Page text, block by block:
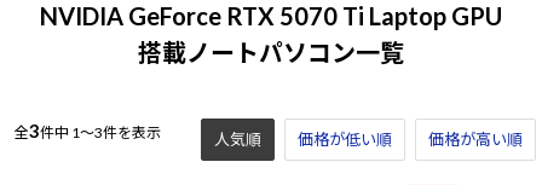
MousePro
クリエイティブ向け
学習向けパソコン
アウトレットパソコン
おすすめ目玉パソコン
今イチオシのパソコンをピ
NVIDIA GeForce RTX 5070 Ti Laptop GPU
搭載ノートパソコン一覧
全3件中 1～3件を表示 人気順 価格が低い順 価格が高い順